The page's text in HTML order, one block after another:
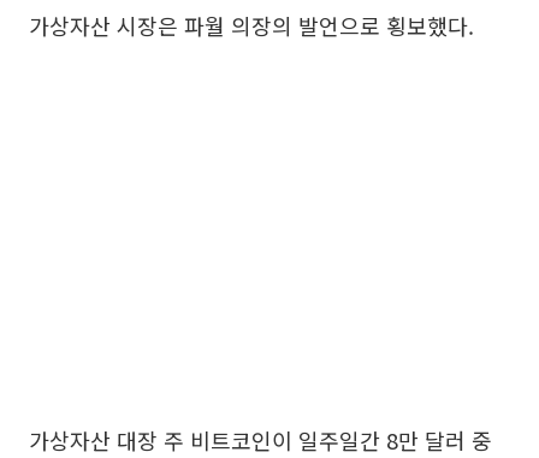
가상자산 시장은 파월 의장의 발언으로 횡보했다.
가상자산 대장 주 비트코인이 일주일간 8만 달러 중